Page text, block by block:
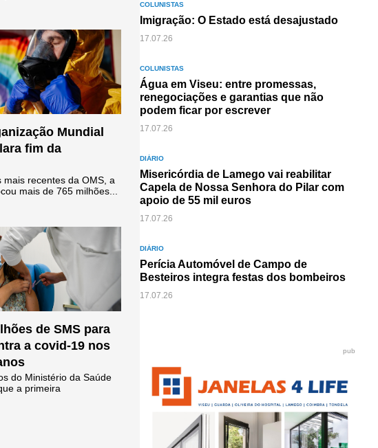
Mundial
fim da
mais recentes da OMS, a
mais de 765 milhões...
de SMS para
a covid-19 nos
do Ministério da Saúde
a primeira
COLUNISTAS
Imigração: O Estado está desajustado
17.07.26
COLUNISTAS
Água em Viseu: entre promessas,
renegociações e garantias que não
podem ficar por escrever
17.07.26
DIÁRIO
Misericórdia de Lamego vai reabilitar
Capela de Nossa Senhora do Pilar com
apoio de 55 mil euros
17.07.26
DIÁRIO
Perícia Automóvel de Campo de
Besteiros integra festas dos bombeiros
17.07.26
pub